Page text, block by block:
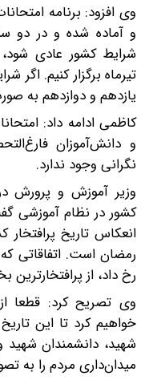
وی افزود: برنامه
و آماده شده و در دو
تیرماه برگزار کنیم. اگر
یازدهم و دوازدهم به
کاظمی ادامه داد:
و دانش‌آموزان
نگرانی وجود ندارد.
وزیر آموزش و پرورش
کشور در نظام آموزشی
رمضان است. اتفاقاتی
رخ داد، از
وی تصریح کرد: قطعا
خواهیم کرد تا این
شهید، دانشمندان
میدان‌داری مردم را به